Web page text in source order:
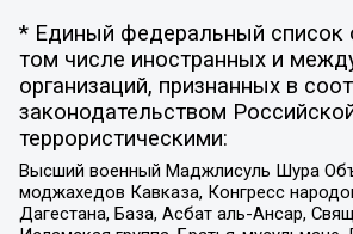
* Единый федеральный список
том числе иностранных и
организаций, признанных в
законодательством
террористическими:
Высший военный Маджлисуль Шура
моджахедов Кавказа, Конгресс
Дагестана, База, Асбат аль-Ансар,